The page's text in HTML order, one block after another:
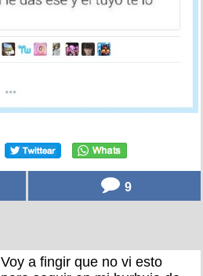
9
Voy a fingir que no vi esto